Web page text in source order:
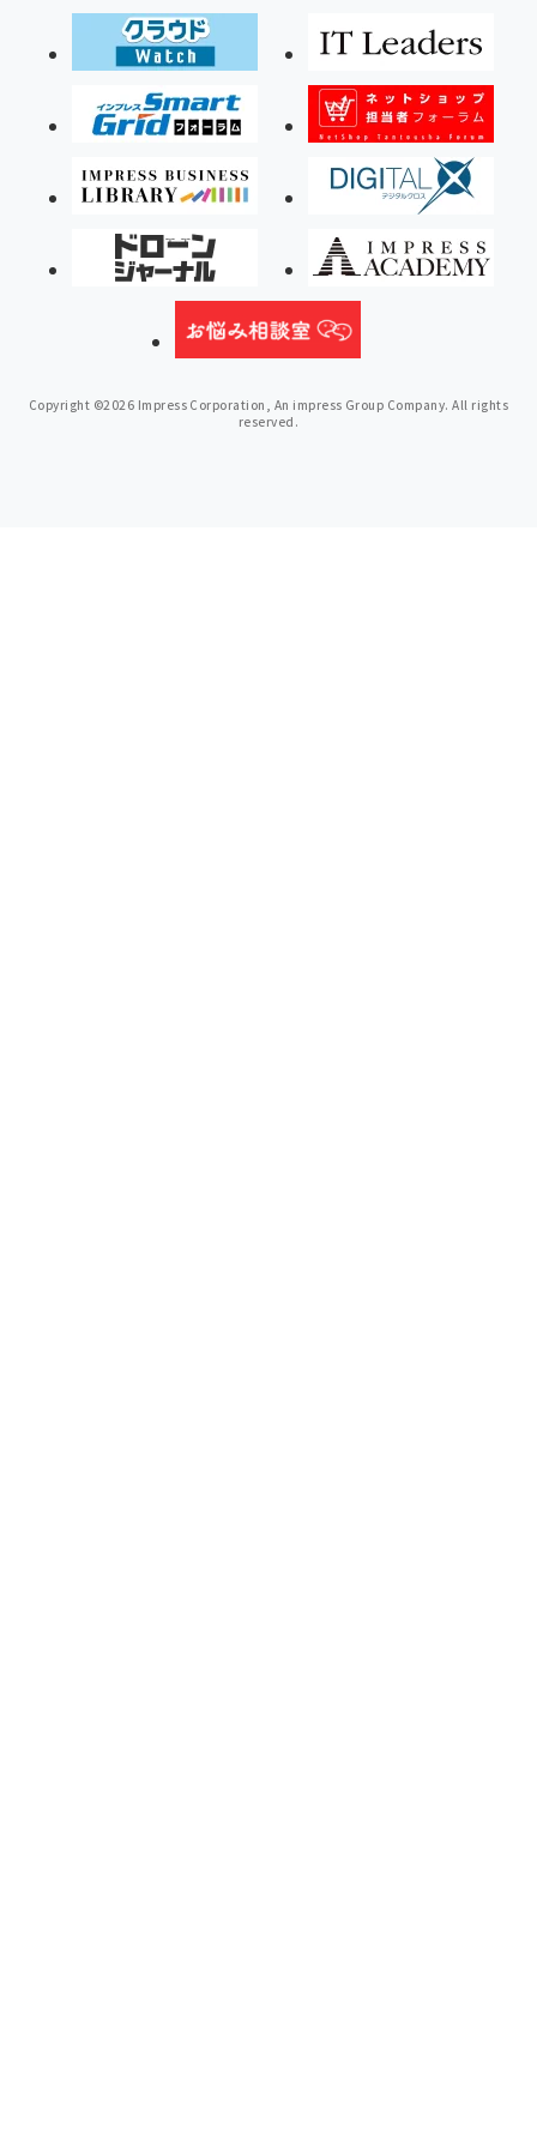
Copyright ©2026 Impress Corporation, An impress Group Company. All rights
reserved.